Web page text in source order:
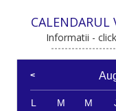
CALENDARUL
Informatii -
L M M